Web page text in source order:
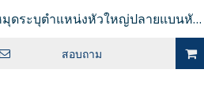
มุดกำหนดตำแหน่งขนาดเล็ก ชนิด
ส่งคืนขนาดกะทัดรัด PMXYSB
ดระบุตำแหน่งหัวใหญ่ปลายแบนหัว
กลมพร้อมซ็อกเก็ตหกเหลี่ยมเกลียวด้าม
JPLR
สอบถาม